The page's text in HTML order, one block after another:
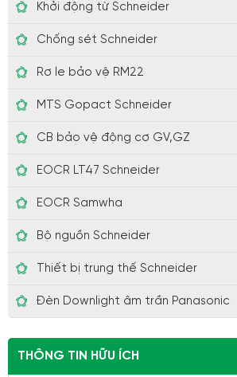
Khởi động từ Schneider
Chống sét Schneider
Rơ le bảo vệ RM22
MTS Gopact Schneider
CB bảo vệ động cơ GV,GZ
EOCR LT47 Schneider
EOCR Samwha
Bộ nguồn Schneider
Thiết bị trung thế Schneider
Đèn Downlight âm trần Panasonic
THÔNG TIN HỮU ÍCH